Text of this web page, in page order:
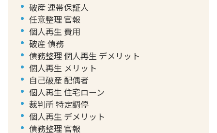
破産 連帯保証人
任意整理 官報
個人再生 費用
破産 債務
債務整理 個人再生 デメリット
個人再生 メリット
自己破産 配偶者
個人再生 住宅ローン
裁判所 特定調停
個人再生 デメリット
債務整理 官報